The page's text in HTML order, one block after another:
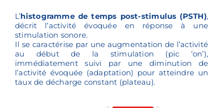
L’histogramme de temps post-stimulus (PSTH),
décrit l’activité évoquée en réponse à une
stimulation sonore.
Il se caractérise par une augmentation de l’activité
au début de la stimulation (pic ‘on’),
immédiatement suivi par une diminution de
l’activité évoquée (adaptation) pour atteindre un
taux de décharge constant (plateau).